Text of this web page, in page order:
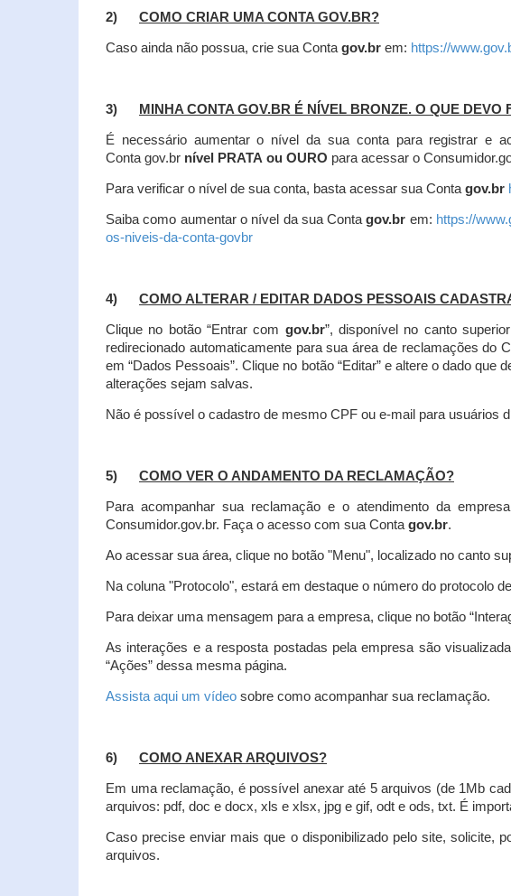
2) COMO CRIAR UMA CONTA GOV.BR?
Caso ainda não possua, crie sua Conta gov.br em: https://
3) MINHA CONTA GOV.BR É NÍVEL BRONZE. O QUE DEVO
É necessário aumentar o nível da sua conta para registrar e
Conta gov.br nível PRATA ou OURO para acessar o
Para verificar o nível de sua conta, basta acessar sua Conta gov.br
Saiba como aumentar o nível da sua Contagov.br em: https://
os-niveis-da-conta-govbr
4) COMO ALTERAR / EDITAR DADOS PESSOAIS
Clique no botão “Entrar com gov.br”, disponível no canto
redirecionado automaticamente para sua área de reclamações do
em “Dados Pessoais”.Clique no botão “Editar” e altere o dado que
alterações sejam salvas.
Não é possível o cadastro de mesmo CPF ou e-mail para usuários
5) COMO VER O ANDAMENTO DA RECLAMAÇÃO?
Para acompanhar sua reclamação e o atendimento da
Consumidor.gov.br. Faça o acesso com sua Conta gov.br.
Ao acessar sua área, clique no botão "Menu", localizado no canto
Na coluna "Protocolo", estará em destaque o número do protocolo
Para deixar uma mensagem para a empresa, clique no botão
As interações e a resposta postadas pela empresa são
“Ações” dessa mesma página.
Assista aqui um vídeo sobre como acompanhar sua reclamação.
6) COMO ANEXAR ARQUIVOS?
Em uma reclamação, é possível anexar até 5 arquivos (de 1Mb
arquivos: pdf, doc e docx, xls e xlsx, jpg e gif, odt e ods, txt. É
Caso precise enviar mais que o disponibilizado pelo site, solicite,
arquivos.